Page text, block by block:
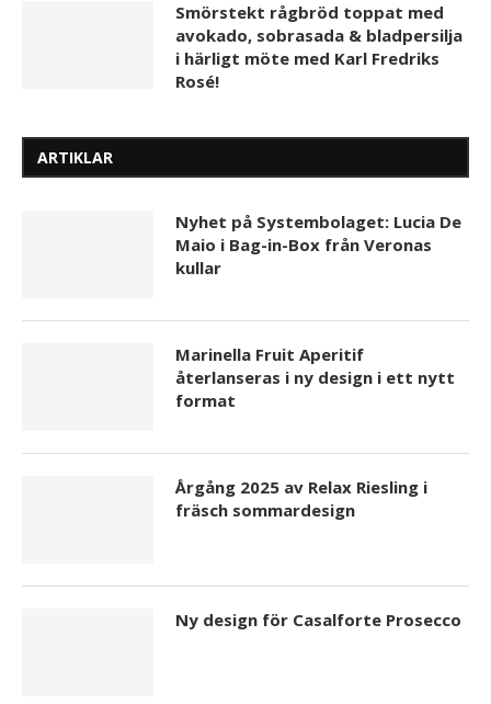
Smörstekt rågbröd toppat med
avokado, sobrasada & bladpersilja
i härligt möte med Karl Fredriks
Rosé!
ARTIKLAR
Nyhet på Systembolaget: Lucia De
Maio i Bag-in-Box från Veronas
kullar
Marinella Fruit Aperitif
återlanseras i ny design i ett nytt
format
Årgång 2025 av Relax Riesling i
fräsch sommardesign
Ny design för Casalforte Prosecco